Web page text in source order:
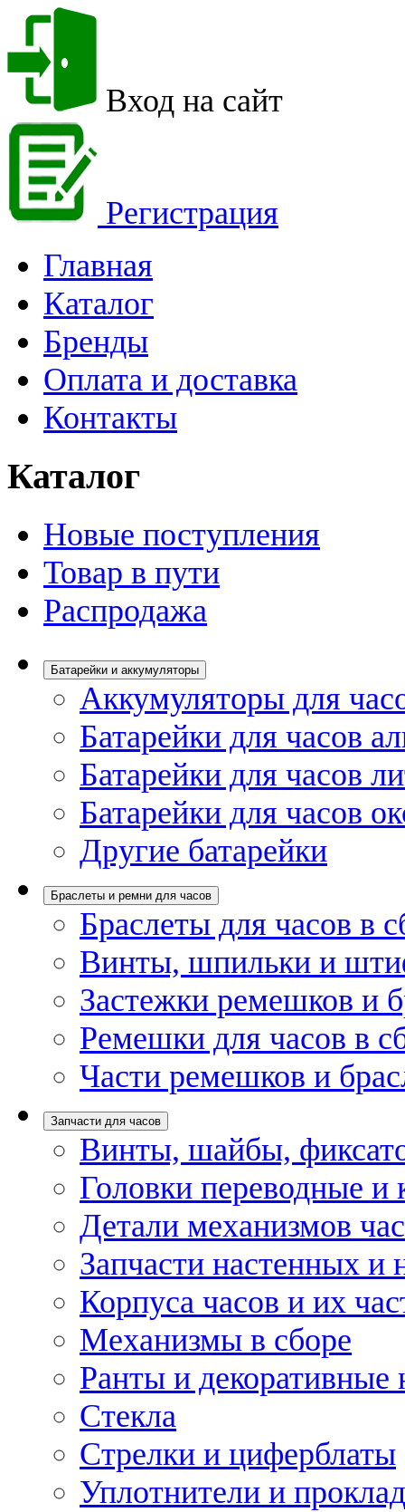
Вход на сайт
Регистрация
Главная
Каталог
Бренды
Оплата и доставка
Контакты
Каталог
Новые поступления
Товар в пути
Распродажа
Батарейки и аккумуляторы
Аккумуляторы для
Батарейки для часов
Батарейки для часов
Батарейки для часов
Другие батарейки
Браслеты и ремни для часов
Браслеты для часов в
Винты, шпильки и
Застежки ремешков и
Ремешки для часов в
Части ремешков и
Запчасти для часов
Винты, шайбы,
Головки переводные и
Детали механизмов
Запчасти настенных и
Корпуса часов и их
Механизмы в сборе
Ранты и декоративные
Стекла
Стрелки и циферблаты
Уплотнители и